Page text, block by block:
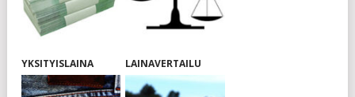
YKSITYISLAINA LAINAVERTAILU